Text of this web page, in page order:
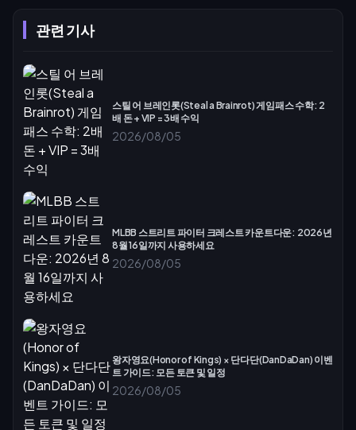
관련 기사
스틸 어 브레인롯(Steal a Brainrot) 게임패스 수학: 2
배 돈 + VIP = 3배 수익
2026/08/05
MLBB 스트리트 파이터 크레스트 카운트다운: 2026년
8월 16일까지 사용하세요
2026/08/05
왕자영요(Honor of Kings) × 단다단(DanDaDan) 이벤
트 가이드: 모든 토큰 및 일정
2026/08/05